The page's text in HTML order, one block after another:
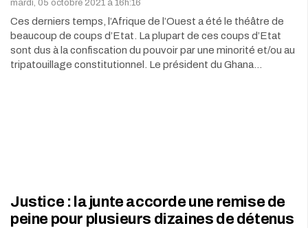
mardi, 05 octobre 2021 à 16h:16
Ces derniers temps, l’Afrique de l’Ouest a été le théâtre de
beaucoup de coups d’Etat. La plupart de ces coups d’Etat
sont dus à la confiscation du pouvoir par une minorité et/ou au
tripatouillage constitutionnel. Le président du Ghana…
Justice : la junte accorde une remise de
peine pour plusieurs dizaines de détenus